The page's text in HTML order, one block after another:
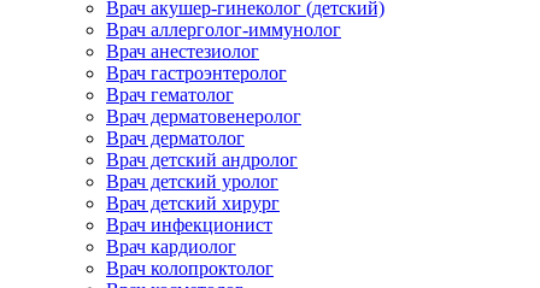
Врач акушер-гинеколог (детский)
Врач аллерголог-иммунолог
Врач анестезиолог
Врач гастроэнтеролог
Врач гематолог
Врач дерматовенеролог
Врач дерматолог
Врач детский андролог
Врач детский уролог
Врач детский хирург
Врач инфекционист
Врач кардиолог
Врач колопроктолог